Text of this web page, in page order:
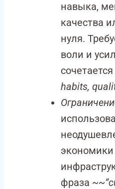
навыка,
качества
нуля.
воли и
habits,
фраза